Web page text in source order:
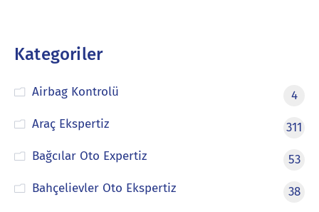
Kategoriler
Airbag Kontrolü
4
Araç Ekspertiz
311
Bağcılar Oto Expertiz
53
Bahçelievler Oto Ekspertiz
38